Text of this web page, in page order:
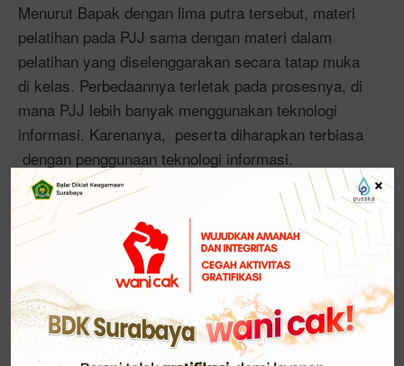
Menurut Bapak dengan lima putra tersebut, materi
pelatihan pada PJJ sama dengan materi dalam
pelatihan yang diselenggarakan secara tatap muka
di kelas. Perbedaannya terletak pada prosesnya, di
mana PJJ lebih banyak menggunakan teknologi
informasi. Karenanya, peserta diharapkan terbiasa
dengan penggunaan teknologi informasi.
“ Dibutuhkan semangat dan motivasi tinggi untuk
mnegikuti PJJ, karena PJJ berbeda dengan
pembelajaran yang dilaksanakan secara tatap muka.
Tantangan yang dihadapi sangatlah berbeda, karena
tugas-tugas harus diselesaikan peserta secara
mandiri, selanjutnya mengunggahnya dalam website
PJJ,” terangnya.
×